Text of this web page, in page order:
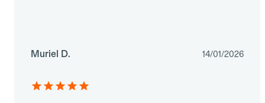
Muriel D. 14/01/2026